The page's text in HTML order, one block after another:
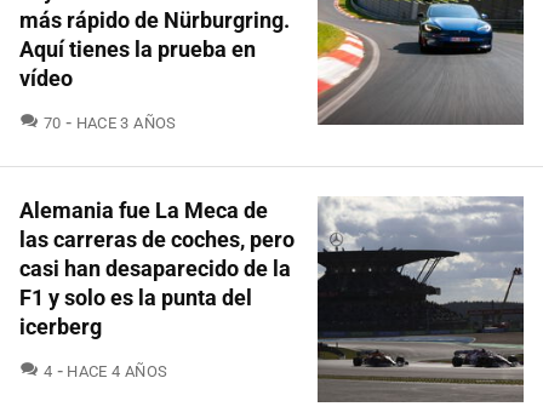
más rápido de Nürburgring.
Aquí tienes la prueba en
vídeo
70 COMENTARIOS
HACE 3 AÑOS
Alemania fue La Meca de
las carreras de coches, pero
casi han desaparecido de la
F1 y solo es la punta del
icerberg
4 COMENTARIOS
HACE 4 AÑOS